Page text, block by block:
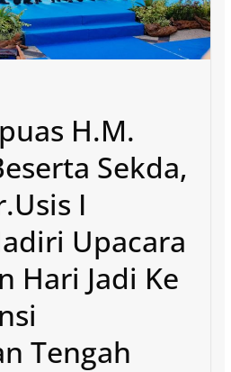
H.M.
Sekda,
I
Upacara
Hari Jadi Ke
Tengah